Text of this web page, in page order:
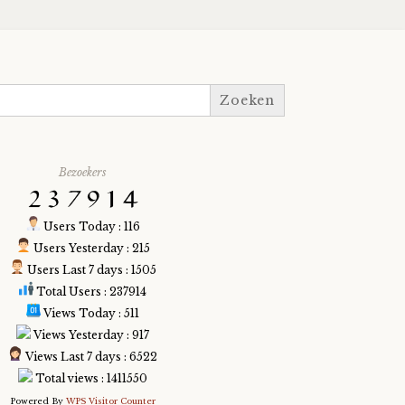
Bezoekers
Users Today : 116
Users Yesterday : 215
Users Last 7 days : 1505
Total Users : 237914
Views Today : 511
Views Yesterday : 917
Views Last 7 days : 6522
Total views : 1411550
Powered By WPS Visitor Counter